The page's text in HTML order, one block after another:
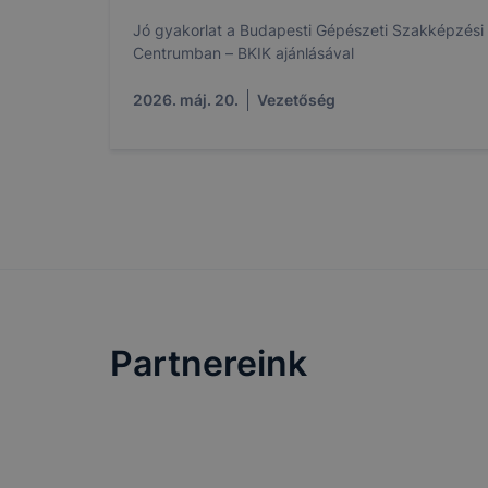
Jó gyakorlat a Budapesti Gépészeti Szakképzési
Centrumban – BKIK ajánlásával
2026. máj. 20. Vezetőség
Partnereink
a cookie-
mivel a